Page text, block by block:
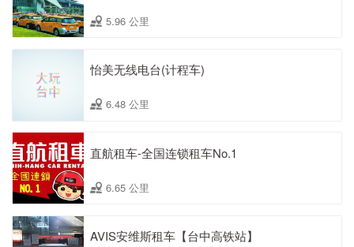
5.96 公里
怡美无线电台(计程车)
6.48 公里
直航租车-全国连锁租车No.1
6.65 公里
AVIS安维斯租车【台中高铁站】